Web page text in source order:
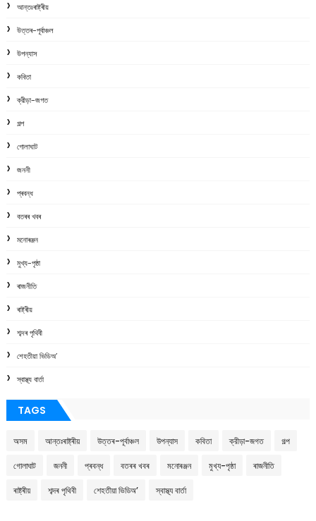
আন্তঃৰাষ্ট্ৰীয়
উত্তৰ-পূৰ্বাঞ্চল
উপন্যাস
কবিতা
ক্রীড়া-জগত
গল্প
গোলাঘাট
জননী
প্ৰবন্ধ
বতৰৰ খবৰ
মনোৰঞ্জন
মুখ্য-পৃষ্ঠা
ৰাজনীতি
ৰাষ্ট্ৰীয়
শব্দৰ পৃথিবী
শেহতীয়া ভিডিঅ’
স্বাস্থ্য বাৰ্তা
TAGS
অসম আন্তঃৰাষ্ট্ৰীয় উত্তৰ-পূৰ্বাঞ্চল উপন্যাস কবিতা ক্রীড়া-জগত গল্প
গোলাঘাট জননী প্ৰবন্ধ বতৰৰ খবৰ মনোৰঞ্জন মুখ্য-পৃষ্ঠা ৰাজনীতি
ৰাষ্ট্ৰীয় শব্দৰ পৃথিবী শেহতীয়া ভিডিঅ’ স্বাস্থ্য বাৰ্তা